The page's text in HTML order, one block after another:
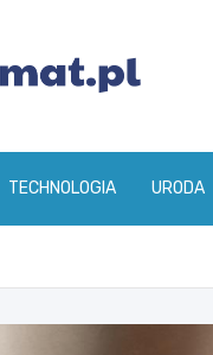
TECHNOLOGIA URODA